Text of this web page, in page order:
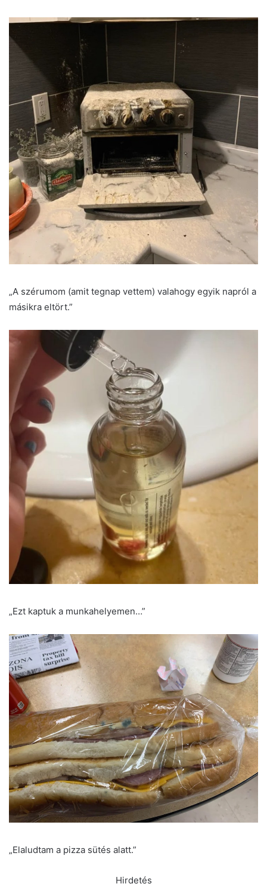
„A szérumom (amit tegnap vettem) valahogy egyik napról a
másikra eltört.”
„Ezt kaptuk a munkahelyemen…”
„Elaludtam a pizza sütés alatt.”
Hirdetés